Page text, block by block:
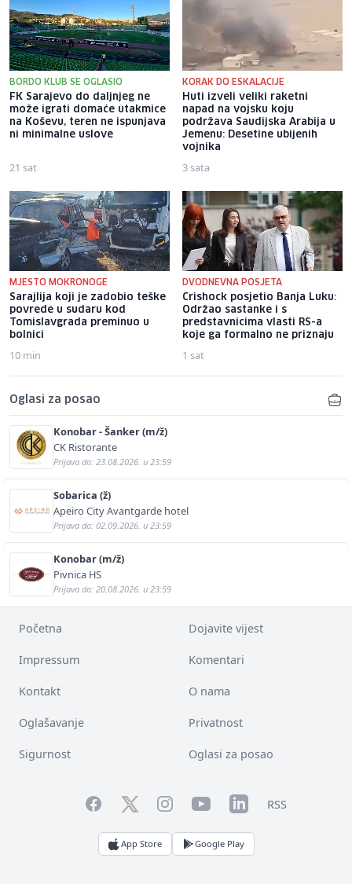
BORDO KLUB SE OGLASIO
FK Sarajevo do daljnjeg ne
može igrati domaće utakmice
na Koševu, teren ne ispunjava
ni minimalne uslove
21 sat
KORAK DO ESKALACIJE
Huti izveli veliki raketni
napad na vojsku koju
podržava Saudijska Arabija u
Jemenu: Desetine ubijenih
vojnika
3 sata
MJESTO MOKRONOGE
Sarajlija koji je zadobio teške
povrede u sudaru kod
Tomislavgrada preminuo u
bolnici
10 min
DVODNEVNA POSJETA
Crishock posjetio Banja Luku:
Održao sastanke i s
predstavnicima vlasti RS-a
koje ga formalno ne priznaju
1 sat
Oglasi za posao
Konobar - Šanker (m/ž)
CK Ristorante
Prijava do: 23.08.2026. u 23:59
Sobarica (ž)
Apeiro City Avantgarde hotel
Prijava do: 02.09.2026. u 23:59
Konobar (m/ž)
Pivnica HS
Prijava do: 20.08.2026. u 23:59
Početna Dojavite vijest
Impressum Komentari
Kontakt O nama
Oglašavanje Privatnost
Sigurnost Oglasi za posao
FacebookTwitterInstagramYouTubeLinkedInRSS
App Store Google Play